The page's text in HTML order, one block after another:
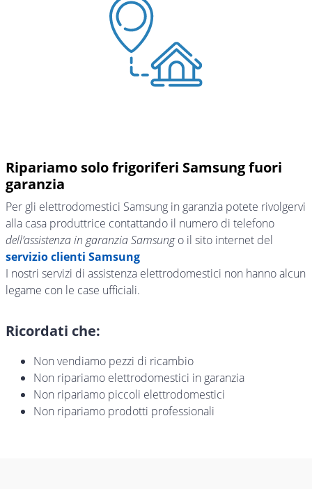
Ripariamo solo frigoriferi Samsung fuori
garanzia
Per gli elettrodomestici Samsung in garanzia potete rivolgervi
alla casa produttrice contattando il numero di telefono
dell’assistenza in garanzia Samsungo il sito internet del
servizio clienti Samsung
I nostri servizi di assistenza elettrodomestici non hanno alcun
legame con le case ufficiali.
Ricordati che:
Non vendiamo pezzi di ricambio
Non ripariamo elettrodomestici in garanzia
Non ripariamo piccoli elettrodomestici
Non ripariamo prodotti professionali